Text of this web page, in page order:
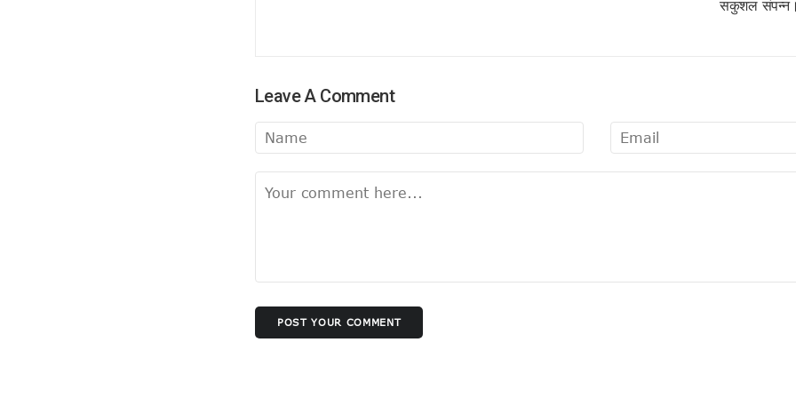
SPG के हवाले हुआ यूपी !
योगी शरणम गच्छामि !
योगी की राह पर धामी !
CS के सेवा विस्तार का होगा मतलब !
दो दशक बाद दोनों साथ
सकुशल
Leave A Comment
POST YOUR COMMENT